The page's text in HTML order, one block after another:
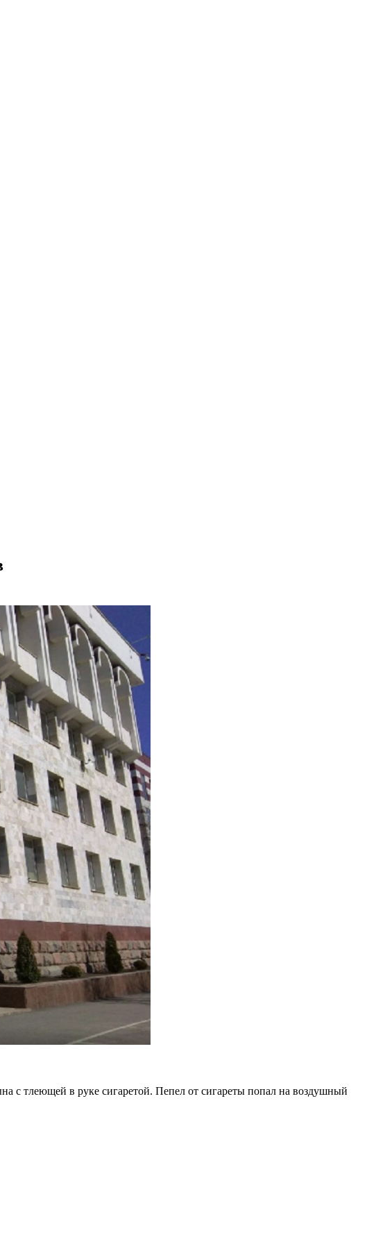
с тлеющей в руке сигаретой. Пепел от сигареты попал на воздушный